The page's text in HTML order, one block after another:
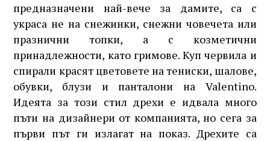
предназначени най-вече за дамите, са с
украса не на снежинки, снежни човечета или
празнични топки, а с козметични
принадлежности, като гримове. Куп червила и
спирали красят цветовете на тениски, шалове,
обувки, блузи и панталони на Valentino.
Идеята за този стил дрехи е идвала много
пъти на дизайнери от компанията, но сега за
първи път ги излагат на показ. Дрехите са